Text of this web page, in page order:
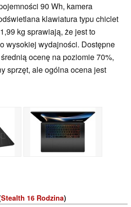
90 Wh, kamera
klawiatura typu chiclet
kg sprawiają, że jest to
wysokiej wydajności. Dostępne
ocenę na poziomie 70%,
sprzęt, ale ogólna ocena jest
Stealth 16 Rodzina)